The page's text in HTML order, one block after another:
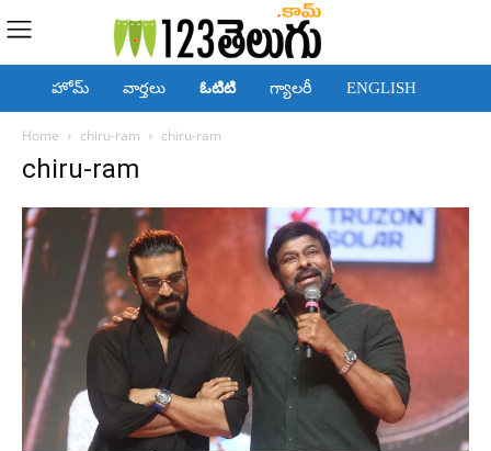
హోమ్ వార్తలు ఓటిటి గ్యాలరీ ENGLISH
Home chiru-ram chiru-ram
chiru-ram